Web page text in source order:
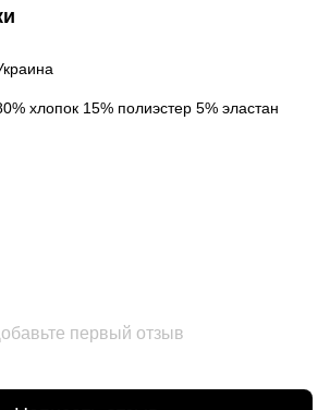
хлопок 15% полиэстер 5% эластан
первый отзыв